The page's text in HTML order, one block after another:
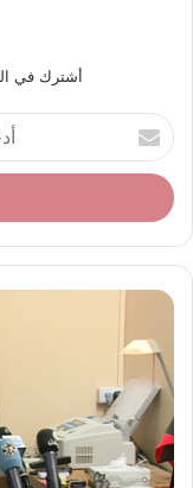
أشترك في
أ
د
خ
ل
ر
د
ل
إ
ل
ك
ت